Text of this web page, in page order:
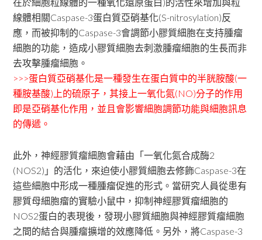
線體相關Caspase-3蛋白質亞硝基化(S-nitrosylation)反
應，而被抑制的Caspase-3會調節小膠質細胞在支持腫瘤
細胞的功能，造成小膠質細胞去刺激腫瘤細胞的生長而非
去攻擊腫瘤細胞。
>>>蛋白質亞硝基化是一種發生在蛋白質中的半胱胺酸(一
種胺基酸)上的硫原子，其接上一氧化氮(NO)分子的作用
即是亞硝基化作用，並且會影響細胞調節功能與細胞訊息
的傳遞。
此外，神經膠質瘤細胞會藉由「一氧化氮合成酶2
(NOS2)」的活化，來迫使小膠質細胞去修飾Caspase-3在
這些細胞中形成一種腫瘤促進的形式。當研究人員從患有
膠質母細胞瘤的實驗小鼠中，抑制神經膠質瘤細胞的
NOS2蛋白的表現後，發現小膠質細胞與神經膠質瘤細胞
之間的結合與腫瘤擴增的效應降低。另外，將Caspase-3